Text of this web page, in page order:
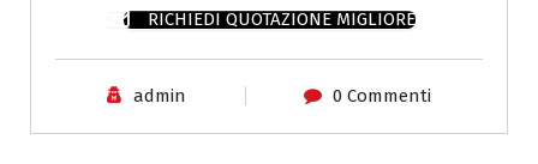
RICHIEDI QUOTAZIONE MIGLIORE
admin 0 Commenti